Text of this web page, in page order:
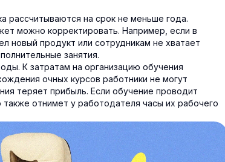
рассчитываются на срок не меньше года.
можно корректировать. Например, если в
новый продукт или сотрудникам не хватает
занятия.
К затратам на организацию обучения
очных курсов работники не могут
теряет прибыль. Если обучение проводит
отнимет у работодателя часы их рабочего